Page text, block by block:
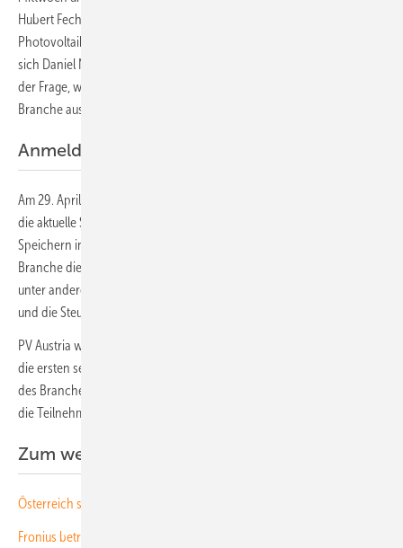
Hubert Fechner von der TPPV. Er wird über die zukünftige Rolle der
Photovoltaik in der Mobilität referieren. Eine Woche später widmet
sich Daniel Naschnegg von der Wirtschaftskammer Österreich (WKO)
der Frage, welche Chancen, Risiken und Herausforderungen für die
Branche aus der Coronakrise erwachsen.
Anmeldung schon möglich
Am 29. April erklärt Petra Lehner vom Umweltforum Haushalt (UFH)
die aktuelle Situation beim Recycling von Solarmodulen und
Speichern in Österreich und vor welchen Herausforderungen die
Branche diesbezüglich noch steht. In weiteren Vorträgen geht es
unter anderem um die Wirtschaftlichkeit von Energiegemeinschaften
und die Steuerregeln für Betreiber von Solaranlagen in Österreich.
PV Austria wird das Format der Webinare noch weiter entwickeln. Für
die ersten sechs Termine können Sie sich schon auf der Internetseite
des Branchenverbandes
die Teilnehmerzahl allerdings begrenzt. (su)
Zum weiterlesen:
Österreich sucht Strategien fürs Modulrecycling
Fronius betreibt Schneemobile mit Wasserstoff